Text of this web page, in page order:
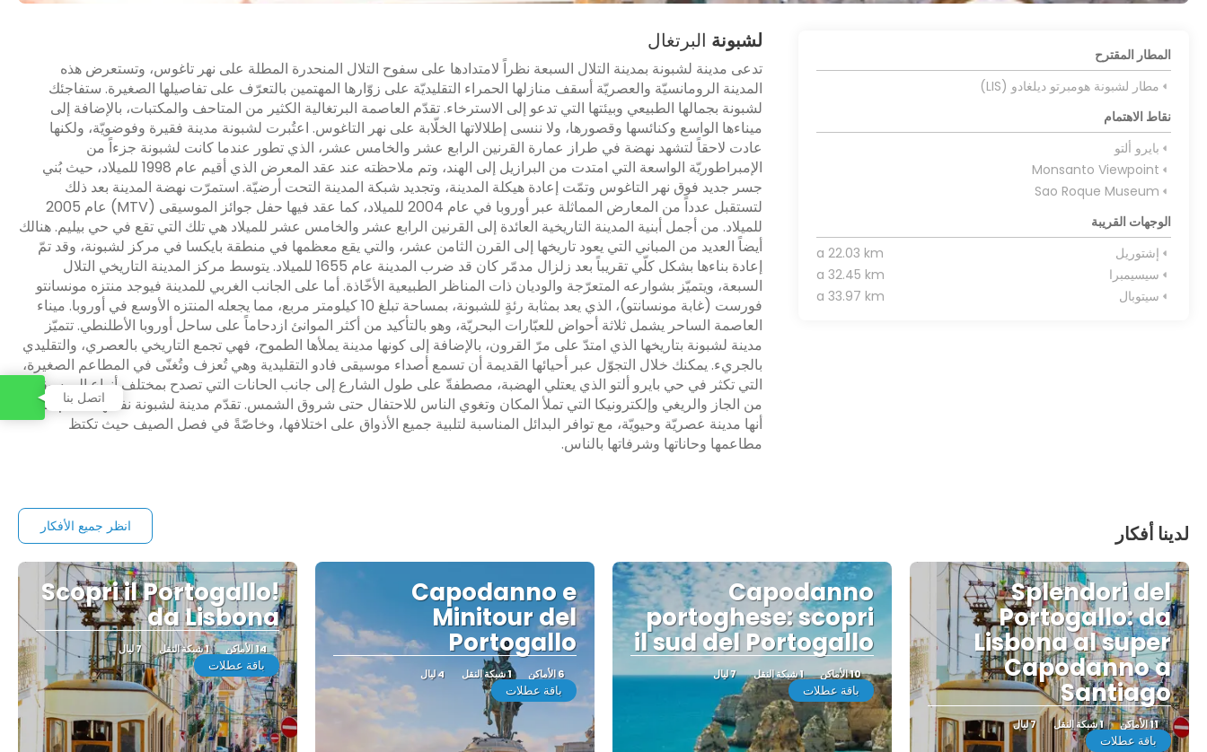
لشبونة البرتغال
تدعى مدينة لشبونة بمدينة التلال السبعة نظراً لامتدادها على سفوح التلال المنحدرة المطلة على نهر تاغوس، وتستعرض هذه
المدينة الرومانسيّة والعصريّة أسقف منازلها الحمراء التقليديّة على زوّارها المهتمين بالتعرّف على تفاصيلها الصغيرة. ستفاجئك
لشبونة بجمالها الطبيعي وبيئتها التي تدعو إلى الاسترخاء. تقدّم العاصمة البرتغالية الكثير من المتاحف والمكتبات، بالإضافة إلى
ميناءها الواسع وكنائسها وقصورها، ولا ننسى إطلالاتها الخلّابة على نهر التاغوس. اعتُبرت لشبونة مدينة فقيرة وفوضويّة، ولكنها
عادت لاحقاً لتشهد نهضة في طراز عمارة القرنين الرابع عشر والخامس عشر، الذي تطور عندما كانت لشبونة جزءاً من
الإمبراطوريّة الواسعة التي امتدت من البرازيل إلى الهند، وتم ملاحظته عند عقد المعرض الذي أقيم عام 1998 للميلاد، حيث بُني
جسر جديد فوق نهر التاغوس وتمّت إعادة هيكلة المدينة، وتجديد شبكة المدينة التحت أرضيّة. استمرّت نهضة المدينة بعد ذلك
لتستقبل عدداً من المعارض المماثلة عبر أوروبا في عام 2004 للميلاد، كما عقد فيها حفل جوائز الموسيقى (MTV) عام 2005
للميلاد. من أجمل أبنية المدينة التاريخية العائدة إلى القرنين الرابع عشر والخامس عشر للميلاد هي تلك التي تقع في حي بيليم. هنالك
أيضاً العديد من المباني التي يعود تاريخها إلى القرن الثامن عشر، والتي يقع معظمها في منطقة بايكسا في مركز لشبونة، وقد تمّ
إعادة بناءها بشكل كلّي تقريباً بعد زلزال مدمّر كان قد ضرب المدينة عام 1655 للميلاد. يتوسط مركز المدينة التاريخي التلال
السبعة، ويتميّز بشوارعه المتعرّجة والوديان ذات المناظر الطبيعية الأخّاذة. أما على الجانب الغربي للمدينة فيوجد منتزه مونسانتو
فورست (غابة مونسانتو)، الذي يعد بمثابة رئةٍ للشبونة، بمساحة تبلغ 10 كيلومتر مربع، مما يجعله المنتزه الأوسع في أوروبا. ميناء
العاصمة الساحر يشمل ثلاثة أحواض للعبّارات البحريّة، وهو بالتأكيد من أكثر الموانئ ازدحاماً على ساحل أوروبا الأطلنطي. تتميّز
مدينة لشبونة بتاريخها الذي امتدّ على مرّ القرون، بالإضافة إلى كونها مدينة يملأها الطموح، فهي تجمع التاريخي بالعصري، والتقليدي
بالجريء. يمكنك خلال التجوّل عبر أحيائها القديمة أن تسمع أصداء موسيقى فادو التقليدية وهي تُعزف وتُغنّى في المطاعم الصغيرة،
التي تكثر في حي بايرو ألتو الذي يعتلي الهضبة، مصطفةّ على طول الشارع إلى جانب الحانات التي تصدح بمختلف أنواع الموسيقى
من الجاز والريغي وإلكترونيكا التي تملأ المكان وتغوي الناس للاحتفال حتى شروق الشمس. تقدّم مدينة لشبونة نفسها للعالم على
أنها مدينة عصريّة وحيويّة، مع توافر البدائل المناسبة لتلبية جميع الأذواق على اختلافها، وخاصّةً في فصل الصيف حيث تكتظ
مطاعمها وحاناتها وشرفاتها بالناس.
المطار المقترح
مطار لشبونة هومبرتو ديلغادو (LIS)
نقاط الاهتمام
بايرو ألتو
Monsanto Viewpoint
Sao Roque Museum
الوجهات القريبة
إشتوريل
a 22.03 km
سيسيمبرا
a 32.45 km
سيتوبال
a 33.97 km
لدينا أفكار انظر جميع الأفكار
Splendori del
Portogallo: da
Lisbona al super
Capodanno a
Santiago
11 الأماكن 1 شبكة النقل 7 ليال
باقة عطلات
Capodanno
portoghese: scopri
il sud del Portogallo
10 الأماكن 1 شبكة النقل 7 ليال
باقة عطلات
Capodanno e
Minitour del
Portogallo
6 الأماكن 1 شبكة النقل 4 ليال
باقة عطلات
Scopri il Portogallo!
da Lisbona
14 الأماكن 1 شبكة النقل 7 ليال
باقة عطلات
اتصل بنا